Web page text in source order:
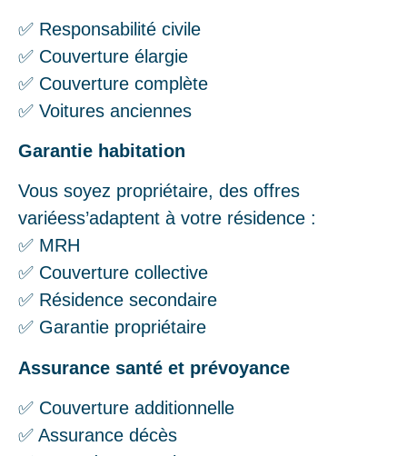
✅ Responsabilité civile
✅ Couverture élargie
✅ Couverture complète
✅ Voitures anciennes
Garantie habitation
Vous soyez propriétaire, des offres
variéess’adaptent à votre résidence :
✅ MRH
✅ Couverture collective
✅ Résidence secondaire
✅ Garantie propriétaire
Assurance santé et prévoyance
✅ Couverture additionnelle
✅ Assurance décès